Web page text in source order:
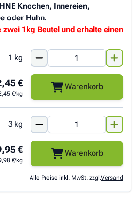
Knochen, Innereien,
oder Huhn.
zwei 1kg Beutel und erhalte einen
1 kg
€
€/kg
Warenkorb
3 kg
€
€/kg
Warenkorb
Alle Preise inkl. MwSt. zzgl.Versand